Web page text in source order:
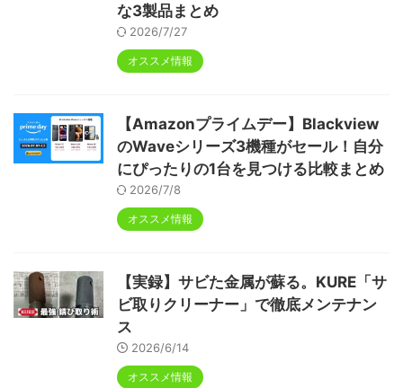
な3製品まとめ
2026/7/27
オススメ情報
【Amazonプライムデー】Blackview
のWaveシリーズ3機種がセール！自分
にぴったりの1台を見つける比較まとめ
2026/7/8
オススメ情報
【実録】サビた金属が蘇る。KURE「サ
ビ取りクリーナー」で徹底メンテナン
ス
2026/6/14
オススメ情報